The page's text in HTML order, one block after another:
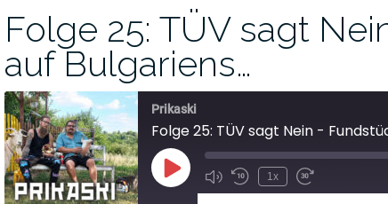
Folge 25: TÜV sagt
auf Bulgariens…
Prikaski
Folge 25: TÜV sagt Nein -
1x